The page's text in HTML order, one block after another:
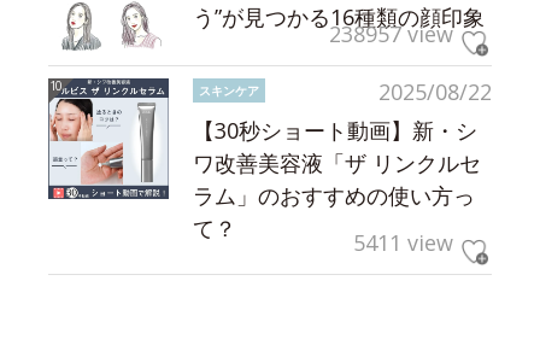
う”が見つかる16種類の顔印象
238957 view
2025/08/22
スキンケア
【30秒ショート動画】新・シ
ワ改善美容液「ザ リンクルセ
ラム」のおすすめの使い方っ
て？
5411 view